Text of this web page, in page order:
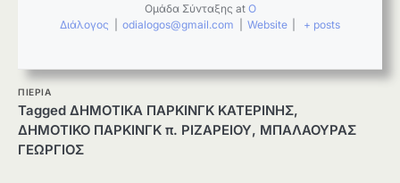
Ομάδα Σύνταξης at Ο
Διάλογος
odialogos@gmail.com Website + posts
ΠΙΕΡΙΑ
Tagged ΔΗΜΟΤΙΚΑ ΠΑΡΚΙΝΓΚ ΚΑΤΕΡΙΝΗΣ,
ΔΗΜΟΤΙΚΟ ΠΑΡΚΙΝΓΚ π. ΡΙΖΑΡΕΙΟΥ, ΜΠΑΛΑΟΥΡΑΣ
ΓΕΩΡΓΙΟΣ